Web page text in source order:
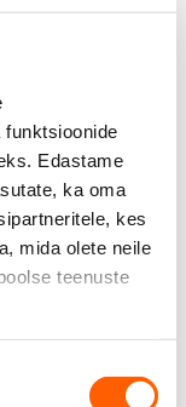
Edastame
ka oma
kes
mida olete neile
teenuste
Nissan